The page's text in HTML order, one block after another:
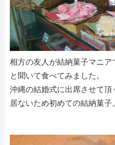
相方の友人が結納菓子マニ
と聞いて食べてみました。
沖縄の結婚式に出席させて
居ないため初めての結納菓子